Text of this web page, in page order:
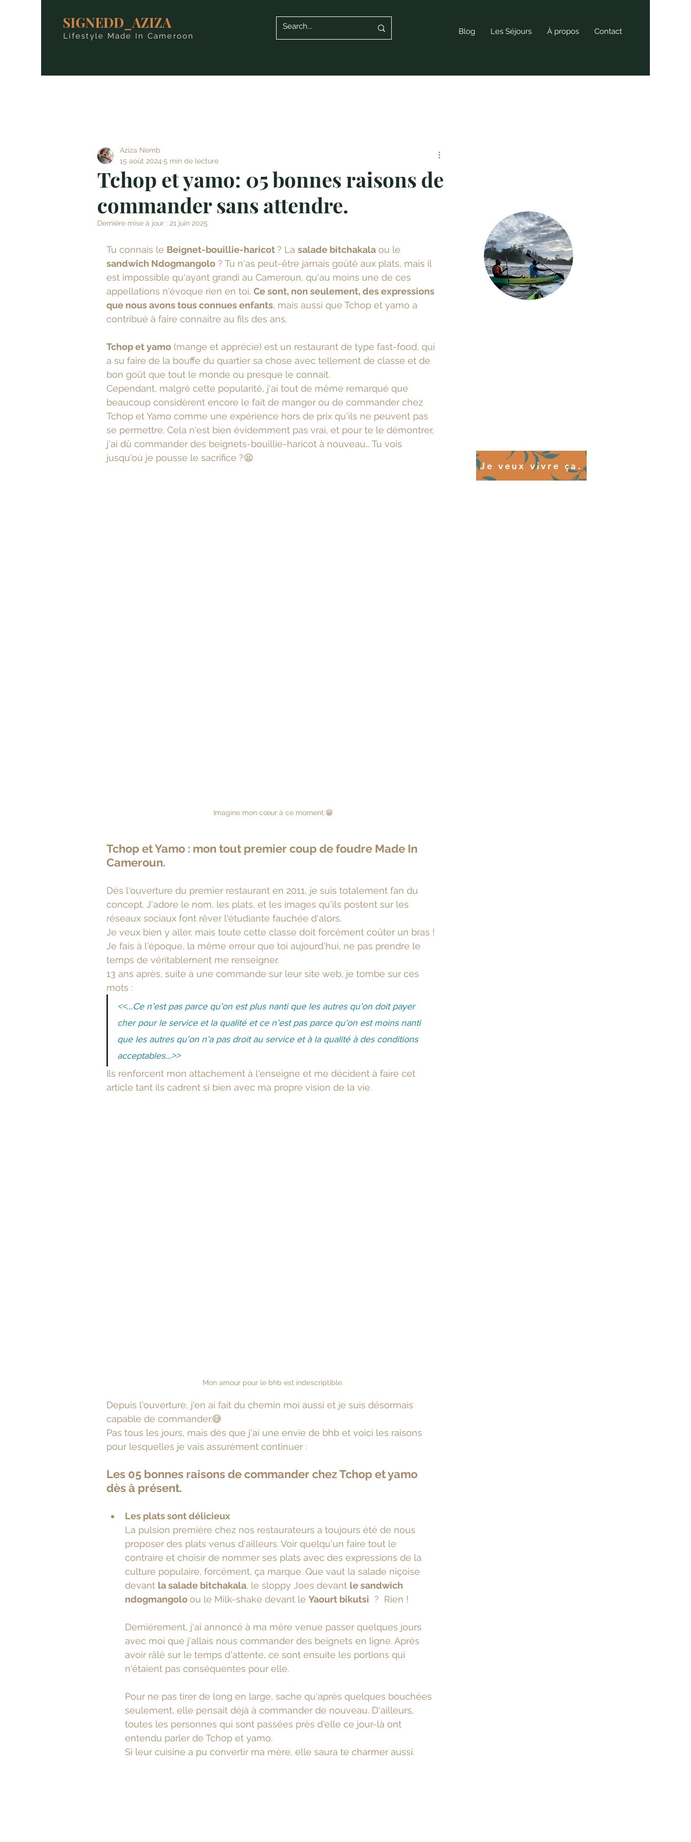
SIGNEDD_AZIZA
Lifestyle Made In Cameroon Blog Les Séjours À propos Contact
Tchop et yamo: 05 bonnes raisons de
commander sans attendre.
Aziza Nemb
15 août 2024 5 min de lecture
Dernière mise à jour : 21 juin 2025
Tu connais le Beignet-bouillie-haricot ? La salade bitchakala ou le
sandwich Ndogmangolo ? Tu n'as peut-être jamais goûté aux plats, mais il
est impossible qu'ayant grandi au Cameroun, qu'au moins une de ces
appellations n'évoque rien en toi. Ce sont, non seulement, des expressions
que nous avons tous connues enfants, mais aussi que Tchop et yamo a
contribué à faire connaitre au fils des ans.
Tchop et yamo (mange et apprécie) est un restaurant de type fast-food, qui
a su faire de la bouffe du quartier sa chose avec tellement de classe et de
bon goût que tout le monde ou presque le connait.
Cependant, malgré cette popularité, j'ai tout de même remarqué que
beaucoup considèrent encore le fait de manger ou de commander chez
Tchop et Yamo comme une expérience hors de prix qu'ils ne peuvent pas
se permettre. Cela n'est bien évidemment pas vrai, et pour te le démontrer,
j'ai dû commander des beignets-bouillie-haricot à nouveau… Tu vois
jusqu'où je pousse le sacrifice ?😫
Imagine mon cœur à ce moment.😁
Tchop et Yamo : mon tout premier coup de foudre Made In
Cameroun.
Dès l'ouverture du premier restaurant en 2011, je suis totalement fan du
concept. J'adore le nom, les plats, et les images qu'ils postent sur les
réseaux sociaux font rêver l'étudiante fauchée d'alors.
Je veux bien y aller, mais toute cette classe doit forcément coûter un bras !
Je fais à l'époque, la même erreur que toi aujourd'hui, ne pas prendre le
temps de véritablement me renseigner.
13 ans après, suite à une commande sur leur site web, je tombe sur ces
mots :
<<...Ce n’est pas parce qu’on est plus nanti que les autres qu’on doit payer
cher pour le service et la qualité et ce n’est pas parce qu’on est moins nanti
que les autres qu’on n’a pas droit au service et à la qualité à des conditions
acceptables...>>
Ils renforcent mon attachement à l'enseigne et me décident à faire cet
article tant ils cadrent si bien avec ma propre vision de la vie.
Mon amour pour le bhb est indescriptible.
Depuis l'ouverture, j'en ai fait du chemin moi aussi et je suis désormais
capable de commander.😅
Pas tous les jours, mais dès que j'ai une envie de bhb et voici les raisons
pour lesquelles je vais assurément continuer :
Les 05 bonnes raisons de commander chez Tchop et yamo
dès à présent.
Les plats sont délicieux
La pulsion première chez nos restaurateurs a toujours été de nous
proposer des plats venus d'ailleurs. Voir quelqu'un faire tout le
contraire et choisir de nommer ses plats avec des expressions de la
culture populaire, forcément, ça marque. Que vaut la salade niçoise
devant la salade bitchakala, le sloppy Joes devant le sandwich
ndogmangolo ou le Milk-shake devant le Yaourt bikutsi
  ?  Rien !
Dernièrement, j'ai annoncé à ma mère venue passer quelques jours
avec moi que j'allais nous commander des beignets en ligne. Après
avoir râlé sur le temps d'attente, ce sont ensuite les portions qui
n'étaient pas conséquentes pour elle.
Pour ne pas tirer de long en large, sache qu'après quelques bouchées
seulement, elle pensait déjà à commander de nouveau. D'ailleurs,
toutes les personnes qui sont passées près d'elle ce jour-là ont
entendu parler de Tchop et yamo.
Si leur cuisine a pu convertir ma mère, elle saura te charmer aussi.
Je veux vivre ça.